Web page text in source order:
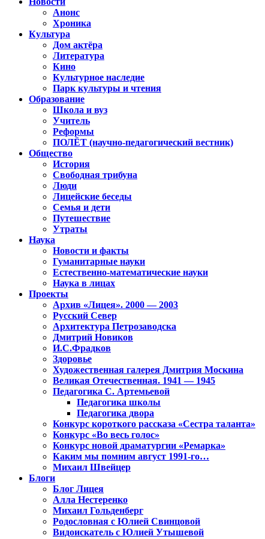
Анонс
Хроника
Культура
Дом актёра
Литература
Кино
Культурное наследие
Парк культуры и чтения
Образование
Школа и вуз
Учитель
Реформы
ПОЛЁТ (научно-педагогический вестник)
Общество
История
Свободная трибуна
Люди
Лицейские беседы
Семья и дети
Путешествие
Утраты
Наука
Новости и факты
Гуманитарные науки
Естественно-математические науки
Наука в лицах
Проекты
Архив «Лицея». 2000 — 2003
Русский Север
Архитектура Петрозаводска
Дмитрий Новиков
И.С.Фрадков
Здоровье
Художественная галерея Дмитрия Москина
Великая Отечественная. 1941 — 1945
Педагогика С. Артемьевой
Педагогика школы
Педагогика двора
Конкурс короткого рассказа «Сестра таланта»
Конкурс «Во весь голос»
Конкурс новой драматургии «Ремарка»
Каким мы помним август 1991-го…
Михаил Швейцер
Блоги
Блог Лицея
Алла Нестеренко
Михаил Гольденберг
Родословная с Юлией Свинцовой
Видоискатель с Юлией Утышевой